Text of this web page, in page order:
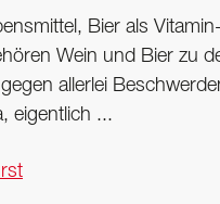
Bier als
Wein und Bier zu
allerlei
eigentlich ...